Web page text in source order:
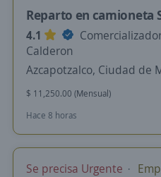
Reparto en camioneta
4.1
Calderon
Azcapotzalco, Ciudad de
$ 11,250.00 (Mensual)
Hace 8 horas
Se precisa Urgente